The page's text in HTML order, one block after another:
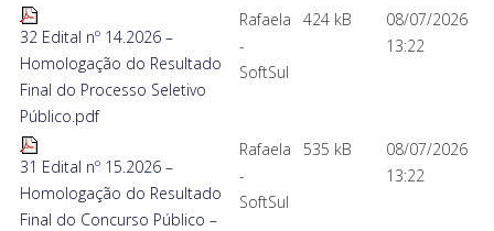
32 Edital nº 14.2026 –
Homologação do Resultado
Final do Processo Seletivo
Público.pdf
Rafaela
-
SoftSul
424 kB
08/07/2026
13:22
31 Edital nº 15.2026 –
Homologação do Resultado
Final do Concurso Público –
Rafaela
-
SoftSul
535 kB
08/07/2026
13:22